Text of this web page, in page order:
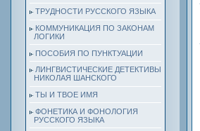
ТРУДНОСТИ РУССКОГО ЯЗЫКА
КОММУНИКАЦИЯ ПО ЗАКОНАМ
ЛОГИКИ
ПОСОБИЯ ПО ПУНКТУАЦИИ
ЛИНГВИСТИЧЕСКИЕ ДЕТЕКТИВЫ
НИКОЛАЯ ШАНСКОГО
ТЫ И ТВОЕ ИМЯ
ФОНЕТИКА И ФОНОЛОГИЯ
РУССКОГО ЯЗЫКА